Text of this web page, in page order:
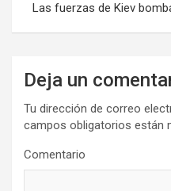
g
Las fuerzas de Kiev
Deja un
Tu dirección de correo
campos obligatorios están
Comentario